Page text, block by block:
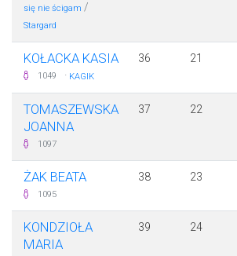
się nie ścigam /
Stargard
KOŁACKA KASIA
1049 · KAGIK
36 21
TOMASZEWSKA
JOANNA
1097
37 22
ŻAK BEATA
1095
38 23
KONDZIOŁA
MARIA
39 24